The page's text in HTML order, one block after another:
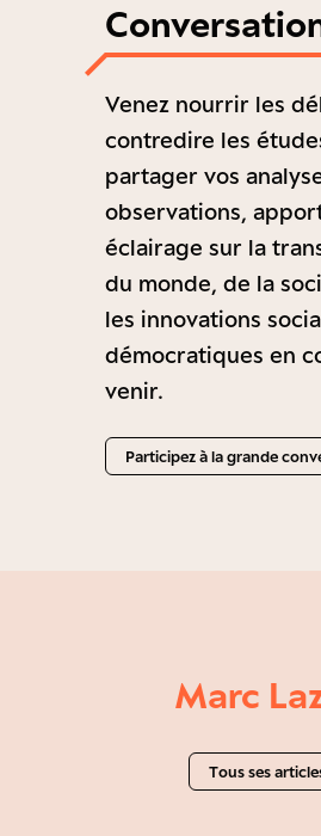
Venez nourrir les
contredire les
partager vos
observations,
éclairage sur la
du monde, de la
les innovations
démocratiques en
venir.
Participez à la grande
Marc
Tous ses